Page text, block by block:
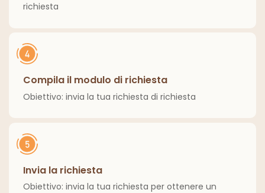
richiesta
Compila il modulo di richiesta
Obiettivo: invia la tua richiesta di richiesta
Invia la richiesta
Obiettivo: invia la tua richiesta per ottenere un